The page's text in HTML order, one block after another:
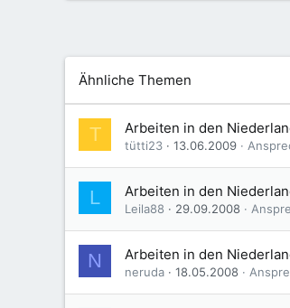
Ähnliche Themen
T Arbeiten in den
tütti23 13.06.2009
L Arbeiten in den
Leila88 29.09.2008
N Arbeiten in den
neruda 18.05.2008